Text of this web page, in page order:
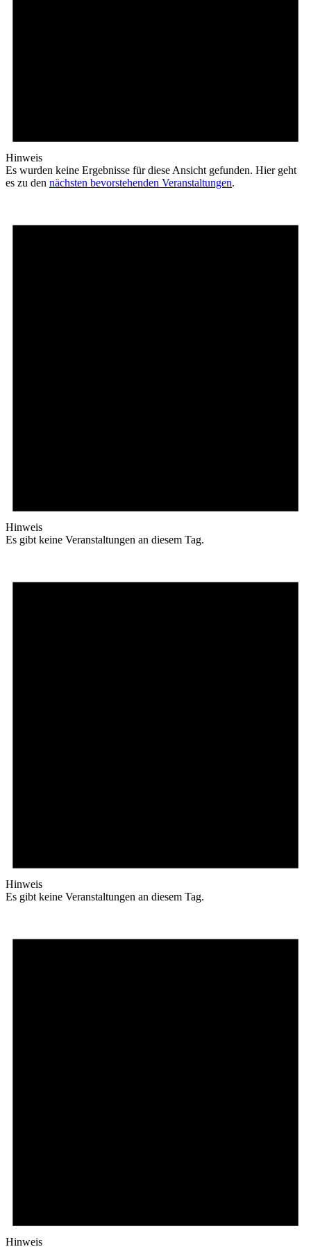
Hinweis
Es wurden keine Ergebnisse für diese Ansicht gefunden. Hier geht
es zu den nächsten bevorstehenden Veranstaltungen.
Hinweis
Es gibt keine Veranstaltungen an diesem Tag.
Hinweis
Es gibt keine Veranstaltungen an diesem Tag.
Hinweis